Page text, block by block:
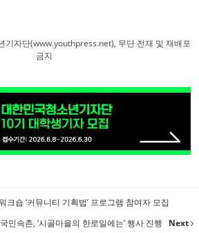
자단(www.youthpress.net), 무단 전재 및 재배포
금지
크숍 ‘커뮤니티 기획법’ 프로그램 참여자 모집
민속촌, ‘시골마을의 한로일에는’ 행사 진행
Next